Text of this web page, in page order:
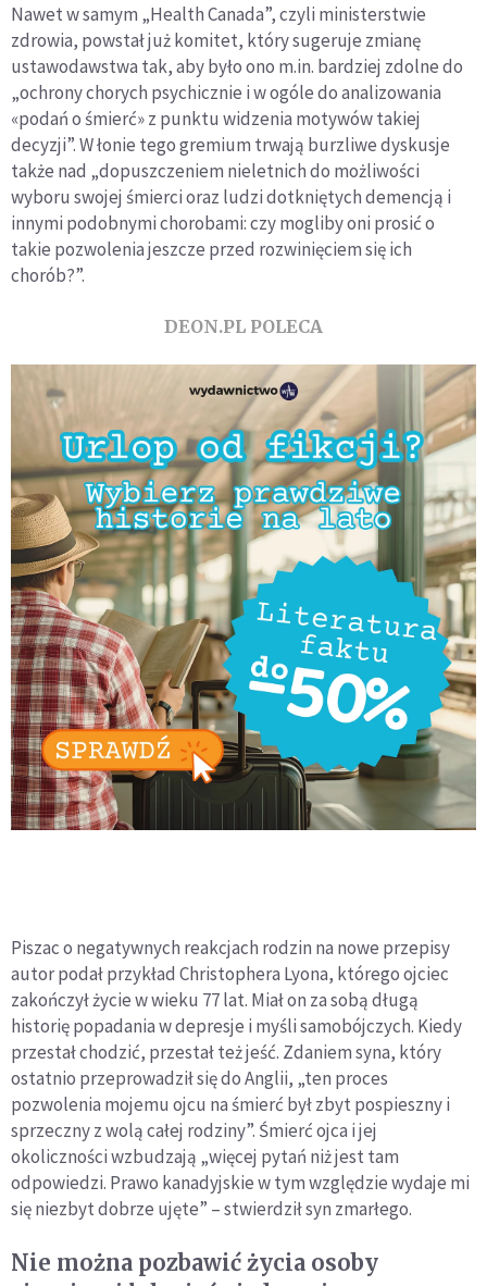
Nawet w samym „Health Canada”, czyli ministerstwie
zdrowia, powstał już komitet, który sugeruje zmianę
ustawodawstwa tak, aby było ono m.in. bardziej zdolne do
„ochrony chorych psychicznie i w ogóle do analizowania
«podań o śmierć» z punktu widzenia motywów takiej
decyzji”. W łonie tego gremium trwają burzliwe dyskusje
także nad „dopuszczeniem nieletnich do możliwości
wyboru swojej śmierci oraz ludzi dotkniętych demencją i
innymi podobnymi chorobami: czy mogliby oni prosić o
takie pozwolenia jeszcze przed rozwinięciem się ich
chorób?”.
DEON.PL POLECA
Piszac o negatywnych reakcjach rodzin na nowe przepisy
autor podał przykład Christophera Lyona, którego ojciec
zakończył życie w wieku 77 lat. Miał on za sobą długą
historię popadania w depresje i myśli samobójczych. Kiedy
przestał chodzić, przestał też jeść. Zdaniem syna, który
ostatnio przeprowadził się do Anglii, „ten proces
pozwolenia mojemu ojcu na śmierć był zbyt pospieszny i
sprzeczny z wolą całej rodziny”. Śmierć ojca i jej
okoliczności wzbudzają „więcej pytań niż jest tam
odpowiedzi. Prawo kanadyjskie w tym względzie wydaje mi
się niezbyt dobrze ujęte” – stwierdził syn zmarłego.
Nie można pozbawić życia osoby